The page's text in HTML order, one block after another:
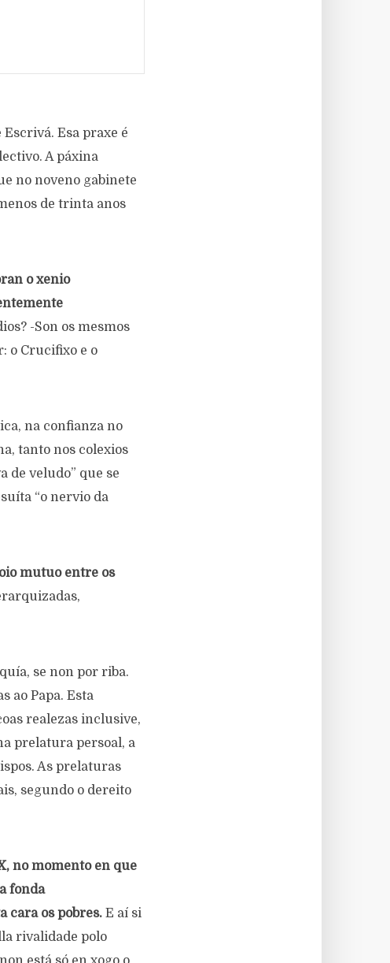
Esa praxe é
A páxina
no noveno gabinete
de trinta anos
o xenio
-Son os mesmos
o Crucifixo e o
na confianza no
tanto nos colexios
de veludo” que se
“o nervio da
mutuo entre os
se non por riba.
ao Papa. Esta
realezas inclusive,
prelatura persoal, a
As prelaturas
segundo o dereito
no momento en que
fonda
cara os pobres. E aí si
rivalidade polo